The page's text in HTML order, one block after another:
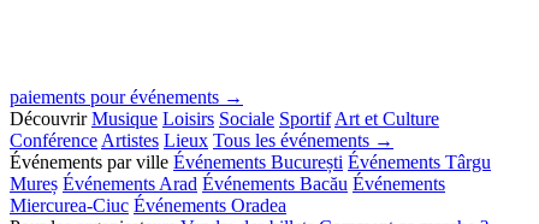
paiements pour événements →
Découvrir Musique Loisirs Sociale Sportif Art et Culture
Conférence Artistes Lieux Tous les événements →
Événements par ville Événements București Événements Târgu
Mureș Événements Arad Événements Bacău Événements
Miercurea-Ciuc Événements Oradea